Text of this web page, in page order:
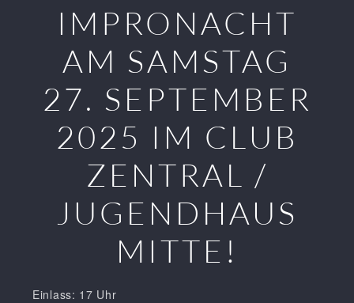
IMPRONACHT
AM SAMSTAG
27. SEPTEMBER
2025 IM CLUB
ZENTRAL /
JUGENDHAUS
MITTE!
Einlass: 17 Uhr